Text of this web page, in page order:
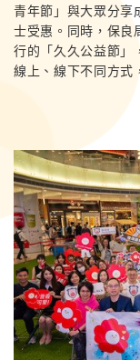
青年節」與大眾分享
士受惠。同時，保良
行的「久久公益節」
線上、線下不同方式